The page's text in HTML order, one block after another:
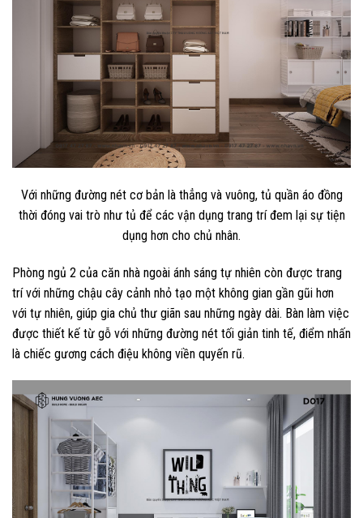
Với những đường nét cơ bản là thẳng và vuông, tủ quần áo đồng
thời đóng vai trò như tủ để các vận dụng trang trí đem lại sự tiện
dụng hơn cho chủ nhân.
Phòng ngủ 2 của căn nhà ngoài ánh sáng tự nhiên còn được trang
trí với những chậu cây cảnh nhỏ tạo một không gian gần gũi hơn
với tự nhiên, giúp gia chủ thư giãn sau những ngày dài. Bàn làm việc
được thiết kế từ gỗ với những đường nét tối giản tinh tế, điểm nhấn
là chiếc gương cách điệu không viền quyến rũ.